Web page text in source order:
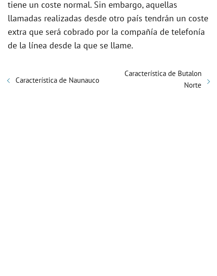
tiene un coste normal. Sin embargo, aquellas
llamadas realizadas desde otro país tendrán un coste
extra que será cobrado por la compañía de telefonía
de la línea desde la que se llame.
Característica de Naunauco
Característica de Butalon
Norte